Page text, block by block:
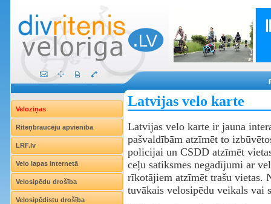
Veloziņas
Riteņbraucēju apvienība
LRF.lv
Velo lapas internetā
Velosipēdu drošība
Velosipēdistu drošība
Latvijas velo karte
Latvijas velo karte ir jauna
pašvaldībām atzīmēt to
policijai un CSDD atzīmēt
ceļu satiksmes negadījumi ar
rīkotājiem atzīmēt trašu vietas.
tuvākais velosipēdu veikals vai